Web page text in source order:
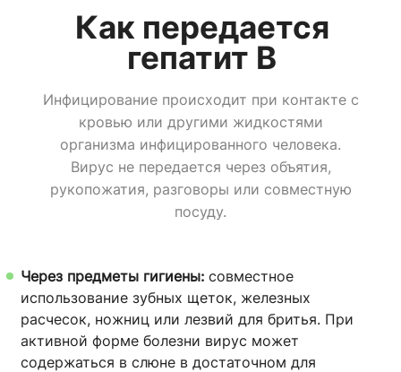
Как передается
гепатит В
Инфицирование происходит при контакте с
кровью или другими жидкостями
организма инфицированного человека.
Вирус не передается через объятия,
рукопожатия, разговоры или совместную
посуду.
Через предметы гигиены: совместное
использование зубных щеток, железных
расчесок, ножниц или лезвий для бритья. При
активной форме болезни вирус может
содержаться в слюне в достаточном для